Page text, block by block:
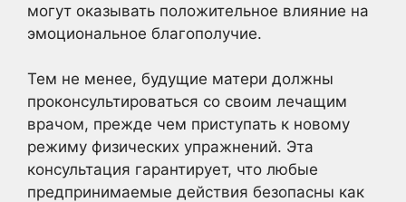
могут оказывать положительное влияние на
эмоциональное благополучие.
Тем не менее, будущие матери должны
проконсультироваться со своим лечащим
врачом, прежде чем приступать к новому
режиму физических упражнений. Эта
консультация гарантирует, что любые
предпринимаемые действия безопасны как